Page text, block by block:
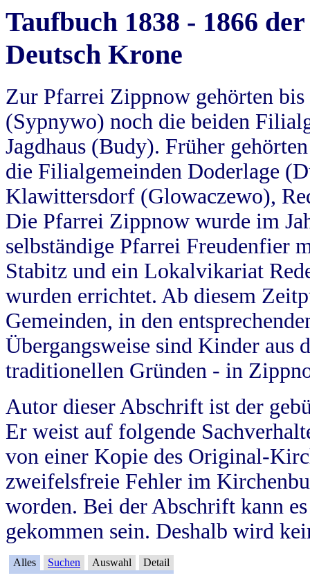
Taufbuch 1838 - 1866
Deutsch Krone
Zur Pfarrei Zippnow gehörten
(Sypnywo) noch die beiden
Jagdhaus (Budy). Früher
die Filialgemeinden Doderlage
Klawittersdorf (Glowaczewo),
Die Pfarrei Zippnow wurde im
selbständige Pfarrei Freudenfier
Stabitz und ein Lokalvikariat
wurden errichtet. Ab diesem
Gemeinden, in den
Übergangsweise sind Kinder aus
traditionellen Gründen - in
Autor dieser Abschrift ist der
Er weist auf folgende
von einer Kopie des Original-
zweifelsfreie Fehler im
worden. Bei der Abschrift kann
gekommen sein. Deshalb wird
Alles Suchen Auswahl Detail